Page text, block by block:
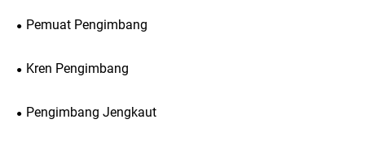
Pemuat Pengimbang
Kren Pengimbang
Pengimbang Jengkaut